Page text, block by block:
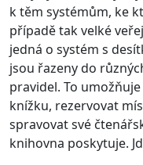
k těm systémům, ke
případě tak velké
jedná o systém s
jsou řazeny do
pravidel. To
knížku, rezervovat
spravovat své
knihovna poskytuje.